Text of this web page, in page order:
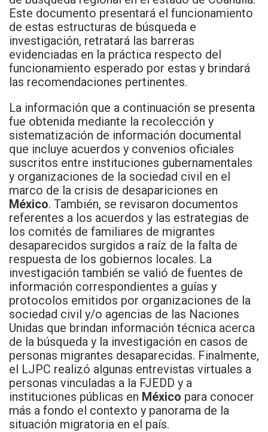
Este documento presentará el funcionamiento
de estas estructuras de búsqueda e
investigación, retratará las barreras
evidenciadas en la práctica respecto del
funcionamiento esperado por estas y brindará
las recomendaciones pertinentes.
La información que a continuación se presenta
fue obtenida mediante la recolección y
sistematización de información documental
que incluye acuerdos y convenios oficiales
suscritos entre instituciones gubernamentales
y organizaciones de la sociedad civil en el
marco de la crisis de desapariciones en
México. También, se revisaron documentos
referentes a los acuerdos y las estrategias de
los comités de familiares de migrantes
desaparecidos surgidos a raíz de la falta de
respuesta de los gobiernos locales. La
investigación también se valió de fuentes de
información correspondientes a guías y
protocolos emitidos por organizaciones de la
sociedad civil y/o agencias de las Naciones
Unidas que brindan información técnica acerca
de la búsqueda y la investigación en casos de
personas migrantes desaparecidas. Finalmente,
el LJPC realizó algunas entrevistas virtuales a
personas vinculadas a la FJEDD y a
instituciones públicas en México para conocer
más a fondo el contexto y panorama de la
situación migratoria en el país.